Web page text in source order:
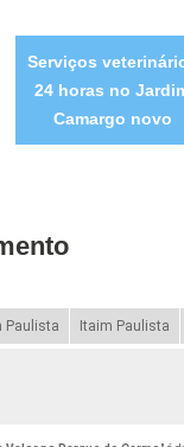
Serviços
24 horas no
Camargo novo
Paulista Itaim Paulista